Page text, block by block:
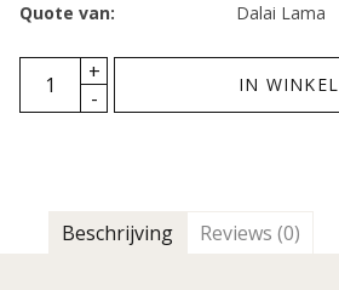
Quote van:
Dalai Lama
IN
Beschrijving Reviews (0)